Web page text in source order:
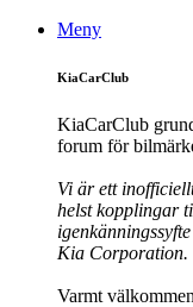
Meny
KiaCarClub
KiaCarClub
forum för
Vi är ett
helst kopplingar
Kia Corporation.
Varmt